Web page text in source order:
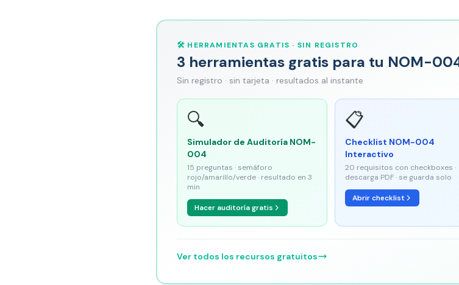
🛠️ HERRAMIENTAS GRATIS · SIN REGISTRO
3 herramientas gratis para tu NOM-
Sin registro · sin tarjeta · resultados al instante
🔍
Simulador de Auditoría NOM-
004
15 preguntas · semáforo
rojo/amarillo/verde · resultado en 3
min
Hacer auditoría gratis
📋
Checklist NOM-004
Interactivo
20 requisitos con checkboxes ·
descarga PDF · se guarda solo
Abrir checklist
Ver todos los recursos gratuitos